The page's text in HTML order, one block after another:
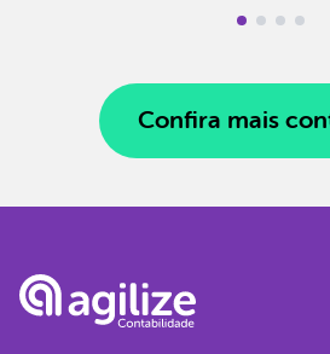
Confira mais